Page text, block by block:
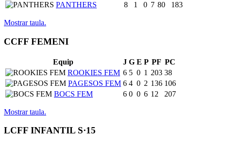
PANTHERS
8 1 0 7 80 183
Mostrar taula.
CCFF FEMENI
Equip J G E P PF PC
ROOKIES FEM 6 5 0 1 203 38
PAGESOS FEM 6 4 0 2 136 106
BOCS FEM
6 0 0 6 12 207
Mostrar taula.
LCFF INFANTIL S·15